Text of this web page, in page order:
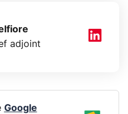
adjoint
Google